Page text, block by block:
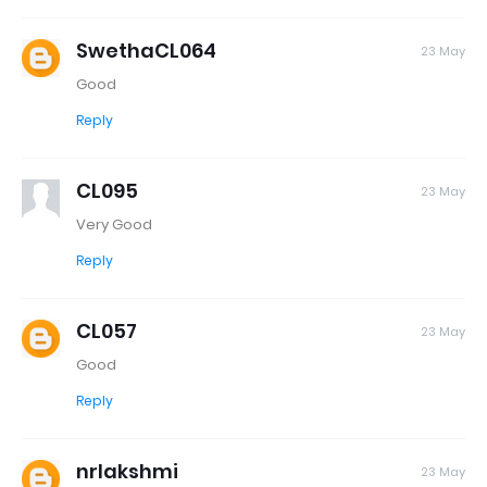
SwethaCL064 23 May
Good
Reply
CL095 23 May
Very Good
Reply
CL057 23 May
Good
Reply
nrlakshmi 23 May